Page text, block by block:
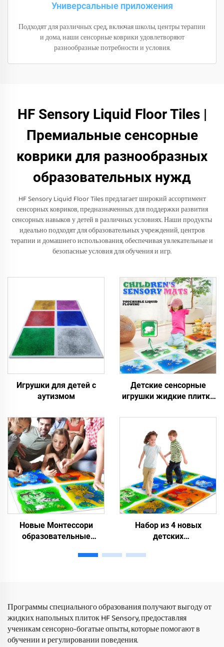
Универсальные приложения
Подходят для различных сред, включая школы, центры терапии
и дома, наши сенсорные коврики удовлетворяют
разнообразные потребности и условия.
HF Sensory Liquid Floor Tiles |
Премиальные сенсорные
коврики для разнообразных
образовательных нужд
HF Sensory Liquid Floor Tiles предлагает широкий ассортимент
сенсорных ковриков, предназначенных для поддержки развития
сенсорных навыков у детей в различных условиях. Наши продукты
идеально подходят для образовательных учреждений, центров
терапии и домашнего использования, обеспечивая увлекательные и
безопасные условия для обучения и игр.
Игрушки для детей с
аутизмом
Детские сенсорные
игрушки жидкие плитки
детей цвет в помещении
можно скрепить
сенсорные коврики
Новые Монтессори
образовательные
сенсорные игрушечные
Набор из 4 новых
детских
игрушек текущих
Программы специального образования получают выгоду от
жидких напольных плиток HF Sensory, предоставляя
ученикам сенсорно-богатые опыты, которые помогают в
обучении и регулировании поведения.